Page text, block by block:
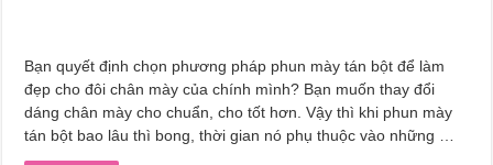
Bạn quyết định chọn phương pháp phun mày tán bột để làm
đẹp cho đôi chân mày của chính mình? Bạn muốn thay đổi
dáng chân mày cho chuẩn, cho tốt hơn. Vậy thì khi phun mày
tán bột bao lâu thì bong, thời gian nó phụ thuộc vào những …